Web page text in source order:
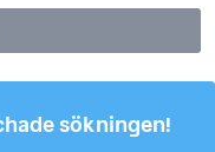
i årliga
till
sökningen!